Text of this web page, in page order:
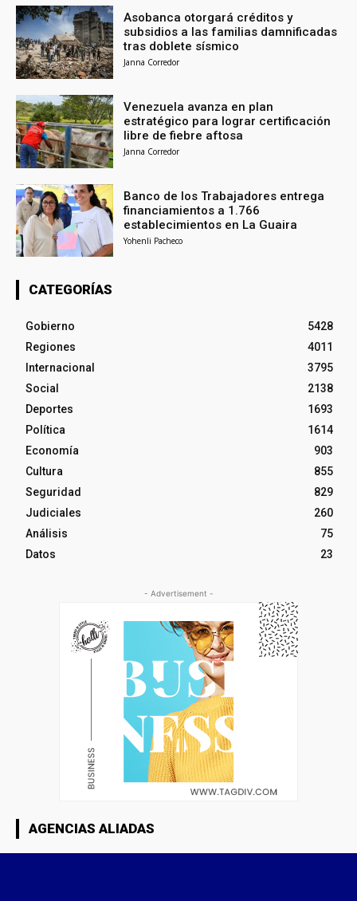
Asobanca otorgará créditos y
subsidios a las familias damnificadas
tras doblete sísmico
Janna Corredor
Venezuela avanza en plan
estratégico para lograr certificación
libre de fiebre aftosa
Janna Corredor
Banco de los Trabajadores entrega
financiamientos a 1.766
establecimientos en La Guaira
Yohenli Pacheco
CATEGORÍAS
Gobierno
5428
Regiones
4011
Internacional
3795
Social
2138
Deportes
1693
Política
1614
Economía
903
Cultura
855
Seguridad
829
Judiciales
260
Análisis
75
Datos
23
- Advertisement -
AGENCIAS ALIADAS